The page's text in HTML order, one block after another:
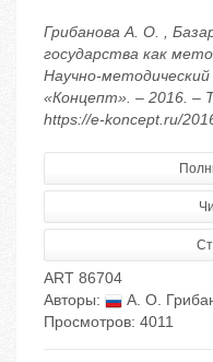
Грибанова А. О. ,
государства как
Научно-
«Концепт». – 2016. –
https://e-koncept.ru/
ART 86704
Авторы:
А. О.
Просмотров: 4011